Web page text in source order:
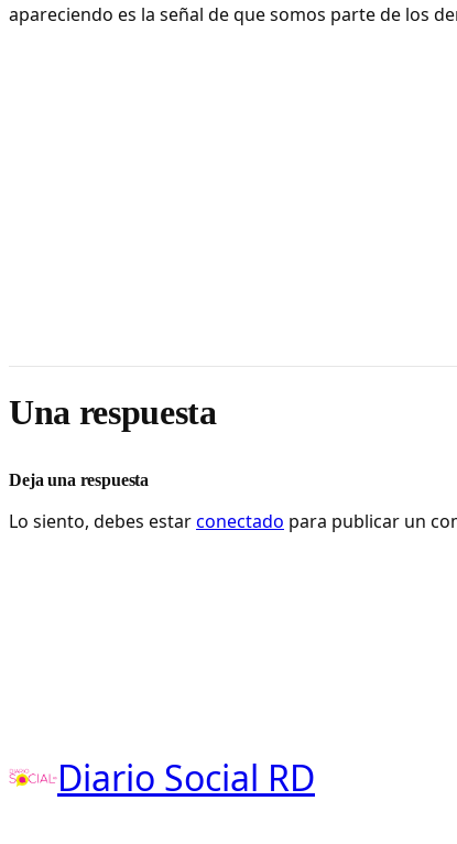
apareciendo es la señal de que somos parte de los
Una respuesta
Deja una respuesta
Lo siento, debes estarconectado para publicar un
Diario Social RD